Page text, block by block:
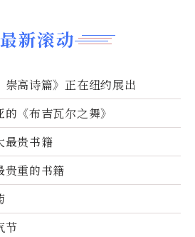
最新滚动
崇高诗篇》正在纽约展出
《布吉瓦尔之舞》
最贵书籍
贵重的书籍
节